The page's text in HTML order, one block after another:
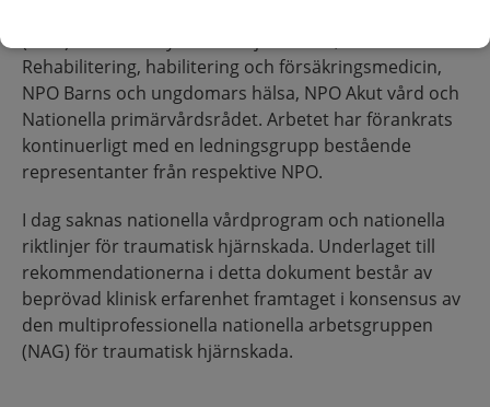
Rehabilitering, habilitering och försäkringsmedicin,
NPO Barns och ungdomars hälsa, NPO Akut vård och
Nationella primärvårdsrådet. Arbetet har förankrats
kontinuerligt med en ledningsgrupp bestående
representanter från respektive NPO.
I dag saknas nationella vårdprogram och nationella
riktlinjer för traumatisk hjärnskada. Underlaget till
rekommendationerna i detta dokument består av
beprövad klinisk erfarenhet framtaget i konsensus av
den multiprofessionella nationella arbetsgruppen
(NAG) för traumatisk hjärnskada.